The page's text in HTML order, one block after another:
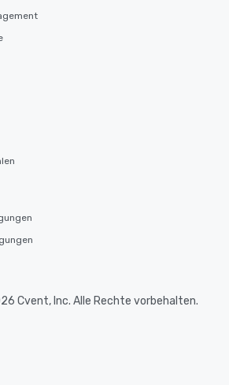
Cvent, Inc. Alle Rechte vorbehalten.